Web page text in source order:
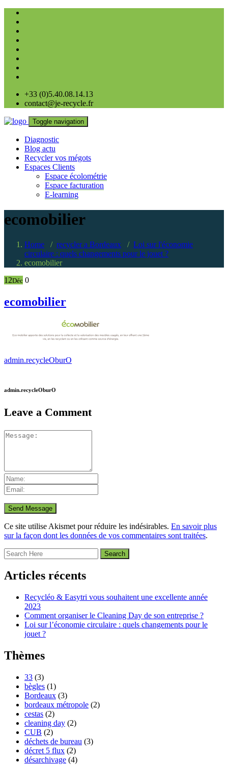
+33 (0)5.40.08.14.13
contact@je-recycle.fr
Toggle navigation
Diagnostic
Blog actu
Recycler vos mégots
Espaces Clients
Espace écolométrie
Espace facturation
E-learning
ecomobilier
Home / recycler a Bordeaux / Loi sur l'économie
circulaire : quels changements pour le jouet ?
ecomobilier
12Déc 0
ecomobilier
admin.recycleOburO
admin.recycleOburO
Leave a Comment
Ce site utilise Akismet pour réduire les indésirables. En savoir plus
sur la façon dont les données de vos commentaires sont traitées.
Articles récents
Recycléo & Easytri vous souhaitent une excellente année
2023
Comment organiser le Cleaning Day de son entreprise ?
Loi sur l’économie circulaire : quels changements pour le
jouet ?
Thèmes
33 (3)
bègles (1)
Bordeaux (3)
bordeaux métropole (2)
cestas (2)
cleaning day (2)
CUB (2)
déchets de bureau (3)
décret 5 flux (2)
désarchivage (4)